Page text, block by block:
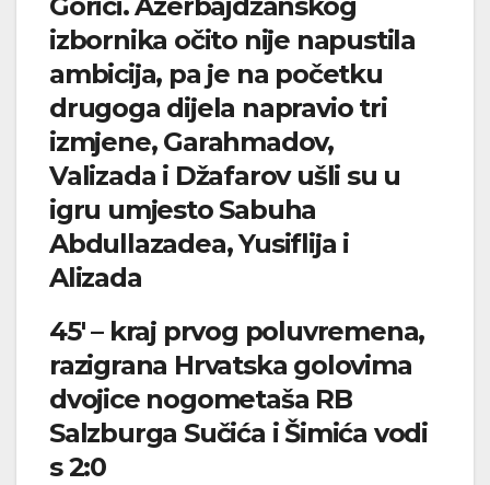
izbornika očito nije napustila
ambicija, pa je na početku
drugoga dijela napravio tri
izmjene, Garahmadov,
Valizada i Džafarov ušli su u
igru umjesto Sabuha
Abdullazadea, Yusiflija i
Alizada
45′ – kraj prvog poluvremena,
razigrana Hrvatska golovima
dvojice nogometaša RB
Salzburga Sučića i Šimića vodi
s 2:0